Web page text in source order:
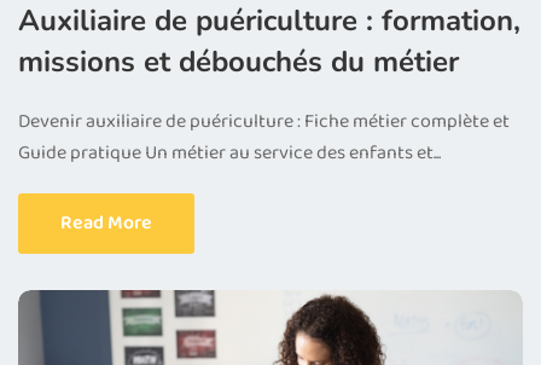
Auxiliaire de puériculture : formation,
missions et débouchés du métier
Devenir auxiliaire de puériculture : Fiche métier complète et
Guide pratique Un métier au service des enfants et...
Read More